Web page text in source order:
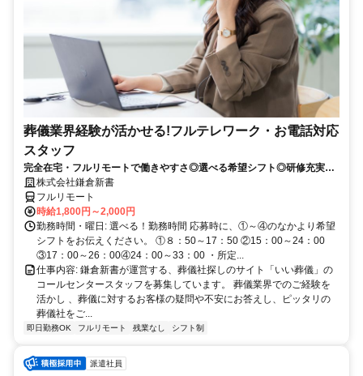
葬儀業界経験が活かせる!フルテレワーク・お電話対応
スタッフ
完全在宅・フルリモートで働きやすさ◎選べる希望シフト◎研修充実だ
から未経験でも安心！平日休みありの完全週休2日制で充実のワークラ
イフバランス！
株式会社鎌倉新書
フルリモート
時給1,800円～2,000円
勤務時間・曜日: 選べる！勤務時間 応募時に、①～④のなかより希望
シフトをお伝えください。 ①８：50～17：50 ②15：00～24：00
③17：00～26：00④24：00～33：00 ・所定...
仕事内容: 鎌倉新書が運営する、葬儀社探しのサイト「いい葬儀」の
コールセンタースタッフを募集しています。 葬儀業界でのご経験を
活かし 、葬儀に対するお客様の疑問や不安にお答えし、ピッタリの
葬儀社をご...
即日勤務OK フルリモート 残業なし シフト制
派遣社員